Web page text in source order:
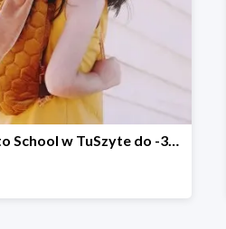
Back to School w TuSzyte do -30%